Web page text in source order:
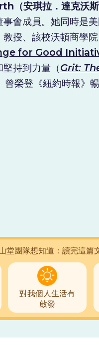
安琪拉．達克沃
事會成員。她同時是
授、該校沃頓商學院
for Good
持到力量（Grit:
曾榮登《紐約時報》
堂團隊想知道：讀完這篇
對我個人生活有
啟發